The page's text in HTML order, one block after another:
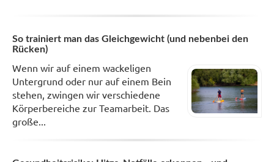
So trainiert man das Gleichgewicht (und nebenbei den
Rücken)
Wenn wir auf einem wackeligen
Untergrund oder nur auf einem Bein
stehen, zwingen wir verschiedene
Körperbereiche zur Teamarbeit. Das
große...